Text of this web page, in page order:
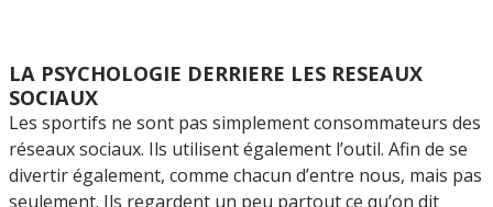
LA PSYCHOLOGIE DERRIERE LES RESEAUX
SOCIAUX
Les sportifs ne sont pas simplement consommateurs des
réseaux sociaux. Ils utilisent également l’outil. Afin de se
divertir également, comme chacun d’entre nous, mais pas
seulement. Ils regardent un peu partout ce qu’on dit